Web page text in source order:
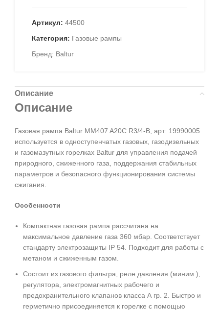
Артикул: 44500
Категория: Газовые рампы
Бренд: Baltur
Описание
Описание
Газовая рампа Baltur MM407 A20C R3/4-B, арт: 19990005
используется в одноступенчатых газовых, газодизельных
и газомазутных горелках Baltur для управления подачей
природного, сжиженного газа, поддержания стабильных
параметров и безопасного функционирования системы
сжигания.
Особенности
Компактная газовая рампа рассчитана на
максимальное давление газа 360 мбар. Соответствует
стандарту электрозащиты IP 54. Подходит для работы с
метаном и сжиженным газом.
Состоит из газового фильтра, реле давления (миним.),
регулятора, электромагнитных рабочего и
предохранительного клапанов класса А гр. 2. Быстро и
герметично присоединяется к горелке с помощью